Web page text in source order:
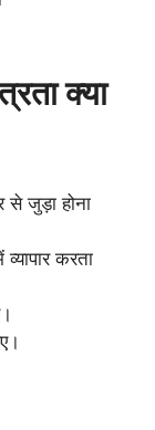
क्या
से जुड़ा होना
करता